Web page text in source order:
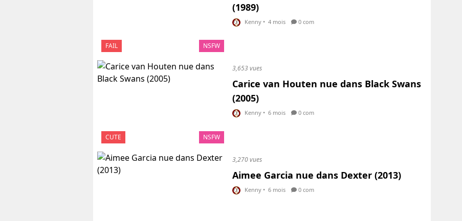
FAIL NSFW
(1989)
Kenny • 4 mois 0 com
CUTE NSFW
3,653 vues
Carice van Houten nue dans Black Swans
(2005)
Kenny • 6 mois 0 com
3,270 vues
Aimee Garcia nue dans Dexter (2013)
Kenny • 6 mois 0 com